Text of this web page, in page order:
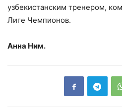
узбекистанским тренером,
Лиге Чемпионов.
Анна Ним.